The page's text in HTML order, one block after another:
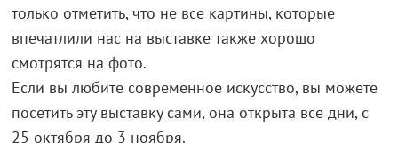
только отметить, что не все картины, которые
впечатлили нас на выставке также хорошо
смотрятся на фото.
Если вы любите современное искусство, вы можете
посетить эту выставку сами, она открыта все дни, с
25 октября до 3 ноября.